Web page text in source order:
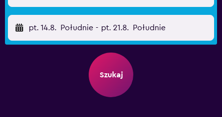
pt. 14.8. Południe - pt. 21.8. Południe
Szukaj